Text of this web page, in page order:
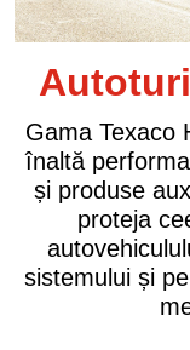
de motor de
de răcire
pentru a
motorul
critice ale
continuați să